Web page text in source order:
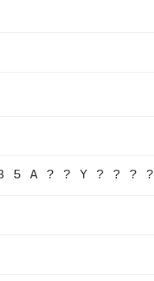
5 A ? ? Y ? ? ?